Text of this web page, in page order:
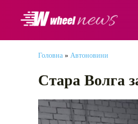
Головна » Автоновини
Стара Волга